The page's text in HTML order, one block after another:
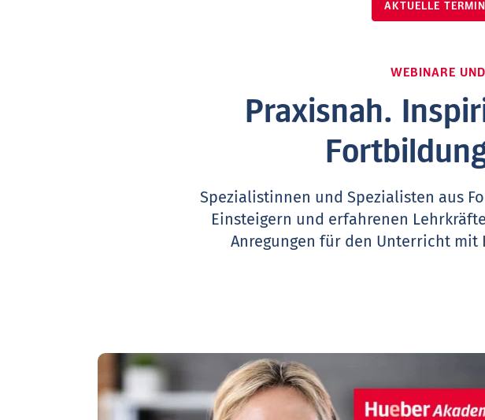
AKTUELLE
WEBINARE
Praxisnah.
Spezialistinnen und Spezialisten aus
Einsteigern und erfahrenen
Anregungen für den Unterricht mit